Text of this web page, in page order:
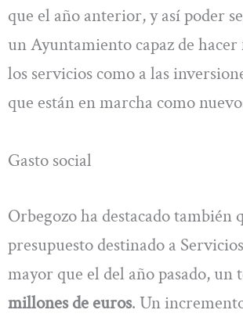
que el año anterior, y así poder
un Ayuntamiento capaz de
los servicios como a las
que están en marcha como
Gasto social
Orbegozo ha destacado también
presupuesto destinado a
mayor que el del año pasado, un
millones de euros. Un